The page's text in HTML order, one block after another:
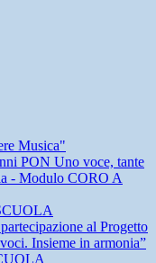
Musica"
PON Uno voce, tante
- Modulo CORO A
al Progetto
Insieme in armonia”